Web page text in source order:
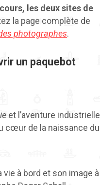
les deux sites de
la page complète de
photographes.
un paquebot
et l’aventure industrielle
cœur de la naissance du
vie à bord et son image à